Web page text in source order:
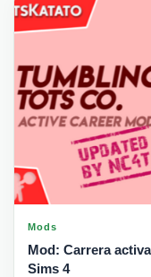
Mods
Mod: Carrera
Sims 4